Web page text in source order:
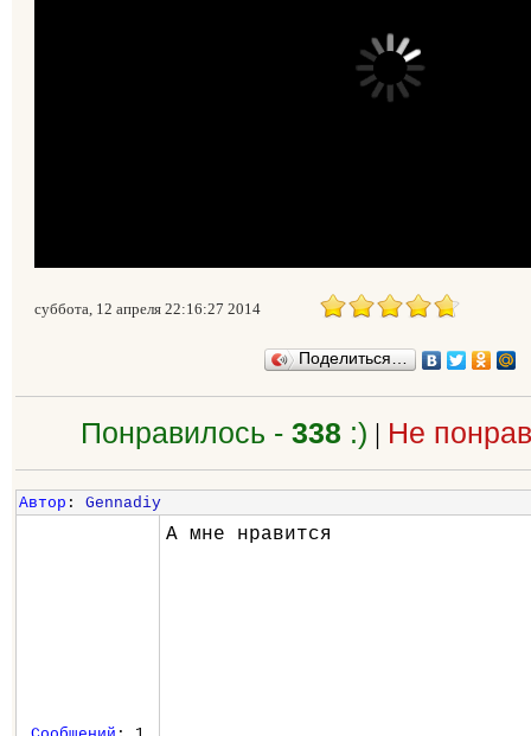
суббота, 12 апреля 22:16:27 2014
Поделиться…
Понравилось -338 :) | Не
Автор : Gennadiy
А мне нравится